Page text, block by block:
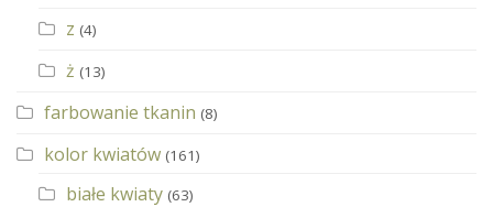
z (4)
ż (13)
farbowanie tkanin (8)
kolor kwiatów (161)
białe kwiaty (63)